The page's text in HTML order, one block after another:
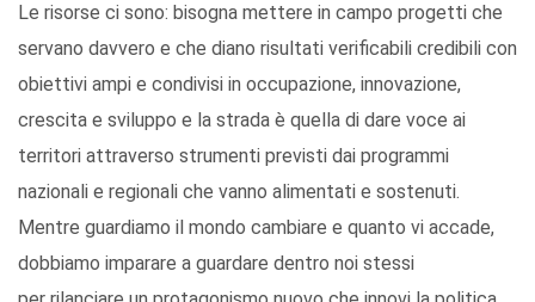
Le risorse ci sono: bisogna mettere in campo progetti che
servano davvero e che diano risultati verificabili credibili con
obiettivi ampi e condivisi in occupazione, innovazione,
crescita e sviluppo e la strada è quella di dare voce ai
territori attraverso strumenti previsti dai programmi
nazionali e regionali che vanno alimentati e sostenuti.
Mentre guardiamo il mondo cambiare e quanto vi accade,
dobbiamo imparare a guardare dentro noi stessi